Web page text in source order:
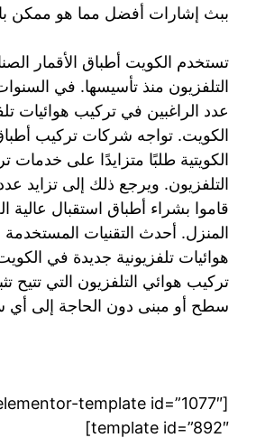
ببث إشارات أفضل مما هو ممكن
تستخدم الكويت أطباق الأقمار
التلفزيون منذ تأسيسها. في
عدد الراغبين في تركيب هوائيات
الكويت. تواجه شركات تركيب أطباق
الكويتية طلبًا متزايدًا على خدمات
التلفزيون. ويرجع ذلك إلى تزايد
قاموا بشراء أطباق استقبال عالية
المنزل. أحدث التقنيات
هوائيات تلفزيونية جديدة في
تركيب هوائي التلفزيون التي تتيح
سطح أو مبنى دون الحاجة إلى أي
template id=”892″]